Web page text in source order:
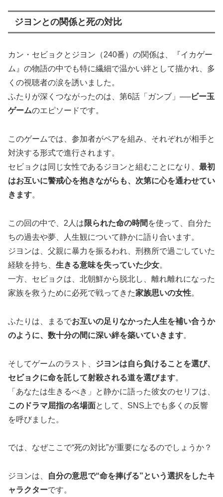
ジヨンとの関係と死の対比
カン・セビョクとジヨン（240番）の関係は、『イカゲー
ム』の物語の中でも特に繊細で温かい絆として描かれ、多
くの視聴者の涙を誘いました。
ふたりが深くつながったのは、第6話「ガンブ」──ビー玉
ゲームのエピソードです。
このゲームでは、参加者がペアを組み、それぞれが相手と
対決する形式で進行されます。
セビョクは同じ女性であるジヨンと組むことになり、 最初
はお互いに警戒心を抱きながらも、次第に心を通わせてい
きます。
この回の中で、2人は限られた命の時間 を使って、自分た
ちの過去や夢、人生観について静かに語り合います。
ジヨンは、父親に暴力を振るわれ、刑務所で過ごしていた
経験を持ち、 生きる意味を失っていた少女。
一方、セビョクは、北朝鮮から脱北し、離れ離れになった
家族を救うために必死で戦ってきた家族思いの女性。
ふたりは、まるでお互いの足りなかった人生を補い合うか
のように、数十分の間に深い絆を築いていきます。
そしてゲームのラスト、 ジヨンは自ら負けることを選び、
セビョクに命を託して射殺される道を選びます。
「あなたは生きるべき」と静かに語った彼女のセリフは、
このドラマ屈指の名場面として、SNS上でも多くの反響
を呼びました。
では、なぜここで“死の対比”が重要になるのでしょうか？
ジヨンは、
自分の意思で“命を捧げる”という選択をしたキ
ャラクターです。